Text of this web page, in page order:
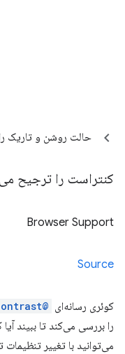
حالت روشن و تاریک
کنتراست را ترجیح
Browser Support
Source
کوئری رسانه‌ای @prefers-contrast
را بررسی می‌کند تا ببیند
می‌توانید با تغییر